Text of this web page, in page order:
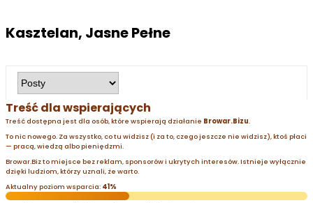
Kasztelan, Jasne Pełne
Treść dla wspierających
Treść dostępna jest dla osób, które wspierają działanie Browar.Bizu.
To nic nowego. Za wszystko, co tu widzisz (i za to, czego jeszcze nie widzisz), ktoś płaci
— pracą, wiedzą albo pieniędzmi.
Browar.Biz to miejsce bez reklam, sponsorów i ukrytych interesów. Istnieje wyłącznie
dzięki ludziom, którzy uznali, że warto.
Aktualny poziom wsparcia: 41%